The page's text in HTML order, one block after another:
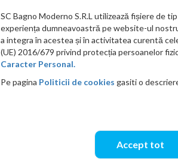
SC Bagno Moderno S.R.L utilizează fișiere de
experiența dumneavoastră pe website-ul
a integra în acestea și în activitatea curentă
(UE) 2016/679 privind protecția persoanelor
Caracter Personal.
Pe pagina Politicii de cookies gasiti o
Accept tot